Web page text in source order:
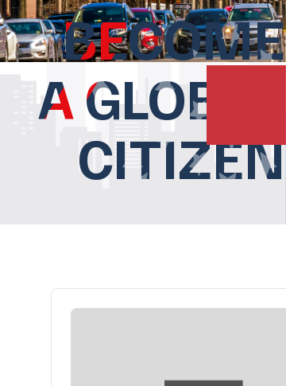
BECOME
A GLOBAL
CITIZEN